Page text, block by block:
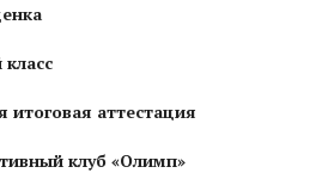
итоговая аттестация
клуб «Олимп»